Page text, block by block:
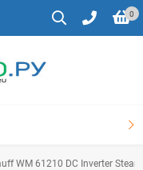
0
WM 61210 DC Inverter Steam